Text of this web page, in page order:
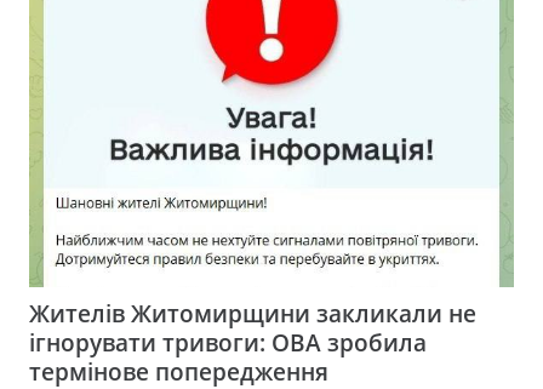
Жителів Житомирщини закликали не
ігнорувати тривоги: ОВА зробила
термінове попередження